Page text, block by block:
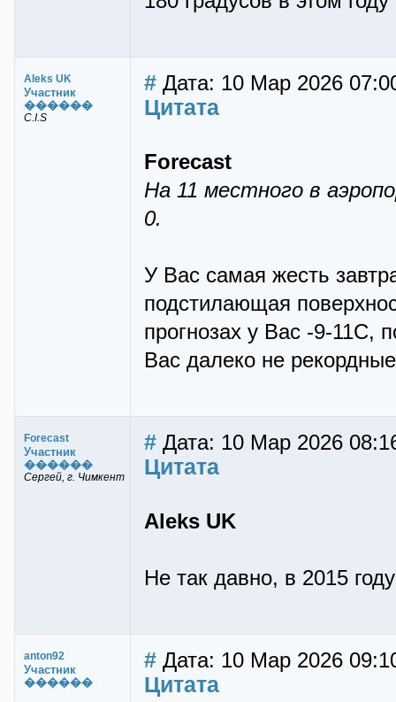
Aleks UK
Участник
������
C.I.S
# Дата: 10 Мар 2026
Цитата
Forecast
На 11 местного в
0.
У Вас самая жесть
подстилающая
прогнозах у Вас -9-11С,
Вас далеко не
Forecast
Участник
������
Сергей, г. Чимкент
# Дата: 10 Мар 2026
Цитата
Aleks UK
Не так давно, в 2015
anton92
Участник
������
# Дата: 10 Мар 2026
Цитата